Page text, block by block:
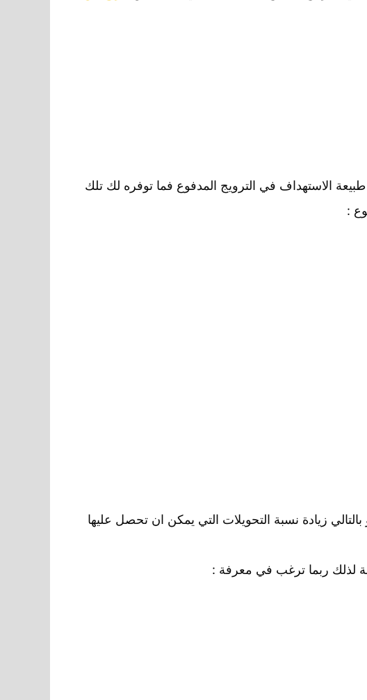
الاستهداف في الترويج المدفوع فما توفره لك تلك
:
زيادة نسبة التحويلات التي يمكن ان تحصل عليها
لذلك ربما ترغب في معرفة :